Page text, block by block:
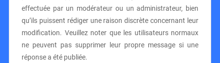
effectuée par un modérateur ou un administrateur, bien
qu’ils puissent rédiger une raison discrète concernant leur
modification. Veuillez noter que les utilisateurs normaux
ne peuvent pas supprimer leur propre message si une
réponse a été publiée.